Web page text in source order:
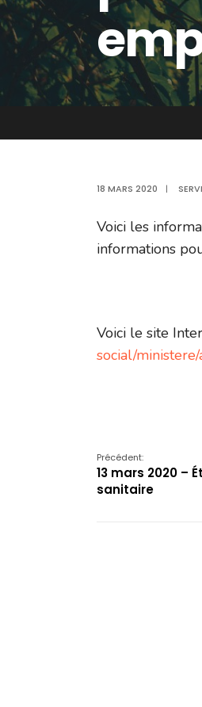
18 MARS 2020 |
Voici les
informations
Voici le site
social/
Précédent:
13 mars 2020 –
sanitaire